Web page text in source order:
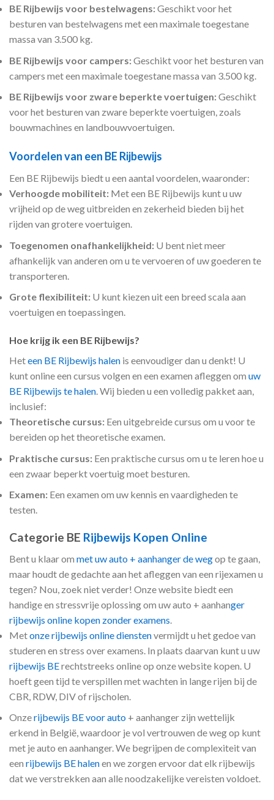
BE Rijbewijs voor bestelwagens:Geschikt voor het
besturen van bestelwagens met een maximale toegestane
massa van 3.500 kg.
BE Rijbewijs voor campers:Geschikt voor het besturen van
campers met een maximale toegestane massa van 3.500 kg.
BE Rijbewijs voor zware beperkte voertuigen:Geschikt
voor het besturen van zware beperkte voertuigen, zoals
bouwmachines en landbouwvoertuigen.
Voordelen van een BE Rijbewijs
Een BE Rijbewijs biedt u een aantal voordelen, waaronder:
Verhoogde mobiliteit: Met een BE Rijbewijs kunt u uw
vrijheid op de weg uitbreiden en zekerheid bieden bij het
rijden van grotere voertuigen.
Toegenomen onafhankelijkheid: U bent niet meer
afhankelijk van anderen om u te vervoeren of uw goederen te
transporteren.
Grote flexibiliteit: U kunt kiezen uit een breed scala aan
voertuigen en toepassingen.
Hoe krijg ik een BE Rijbewijs?
Heteen BE Rijbewijs halen is eenvoudiger dan u denkt! U
kunt online een cursus volgen en een examen afleggen om uw
BE Rijbewijs te halen. Wij bieden u een volledig pakket aan,
inclusief:
Theoretische cursus: Een uitgebreide cursus om u voor te
bereiden op het theoretische examen.
Praktische cursus: Een praktische cursus om u te leren hoe u
een zwaar beperkt voertuig moet besturen.
Examen: Een examen om uw kennis en vaardigheden te
testen.
Categorie BE Rijbewijs Kopen Online
Bent u klaar om met uw auto + aanhanger de wegop te gaan,
maar houdt de gedachte aan het afleggen van een rijexamen u
tegen? Nou, zoek niet verder! Onze website biedt een
handige en stressvrije oplossing om uw auto + aanhanger
rijbewijs online kopen zonder examens
Metonze rijbewijs online dienstenvermijdt u het gedoe van
studeren en stress over examens. In plaats daarvan kunt u uw
rijbewijs BErechtstreeks online op onze website kopen. U
hoeft geen tijd te verspillen met wachten in lange rijen bij de
CBR, RDW, DIV of rijscholen.
Onzerijbewijs BE voor auto + aanhanger zijn wettelijk
erkend in België, waardoor je vol vertrouwen de weg op kunt
met je auto en aanhanger. We begrijpen de complexiteit van
een rijbewijs BE halenen we zorgen ervoor dat elk rijbewijs
dat we verstrekken aan alle noodzakelijke vereisten voldoet.